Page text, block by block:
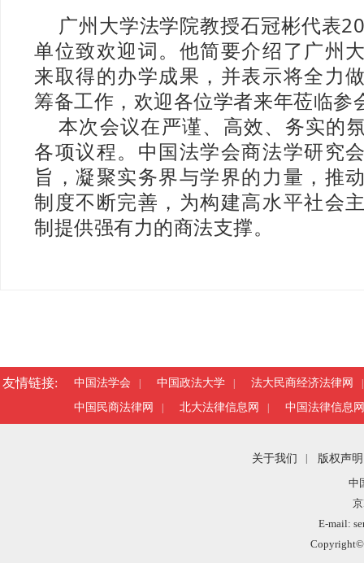
广州大学法学院教授石冠彬代表
单位致欢迎词。他简要介绍了广州
来取得的办学成果，并表示将全力
筹备工作，欢迎各位学者来年莅临参
本次会议在严谨、高效、务实的
各项议程。中国法学会商法学研究
旨，凝聚实务界与学界的力量，推
制度不断完善，为构建高水平社会
制提供强有力的商法支撑。
友情链接: 中国法学会 中国政法大学 法大民商经济法律网
中国民商法律网 北大法律信息网 中国法律信息网
关于我们
版权声明
中
E-mail: